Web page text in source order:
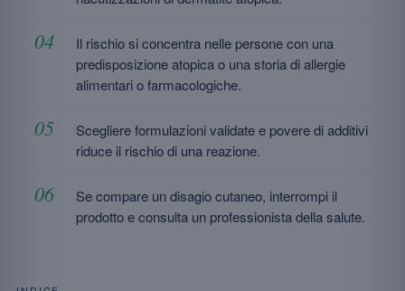
Il rischio si concentra nelle persone con una
predisposizione atopica o una storia di allergie
alimentari o farmacologiche.
Scegliere formulazioni validate e povere di additivi
riduce il rischio di una reazione.
Se compare un disagio cutaneo, interrompi il
prodotto e consulta un professionista della salute.